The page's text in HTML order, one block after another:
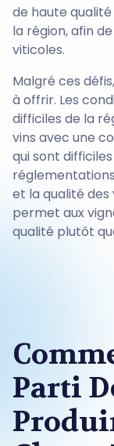
de haute
la région, afin
viticoles.
Malgré ces
à offrir. Les
difficiles de la
vins avec une
qui sont
et la qualité
permet aux
qualité plutôt
Parti